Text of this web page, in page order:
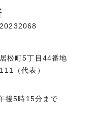
松町5丁目44番地
（代表）
後5時15分まで